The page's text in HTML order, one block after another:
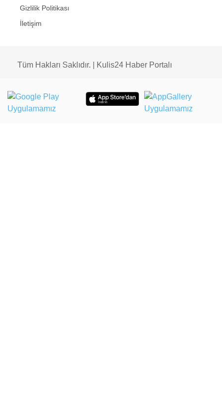
Gizlilik Politikası
İletişim
Tüm Hakları Saklıdır. | Kulis24 Haber Portalı